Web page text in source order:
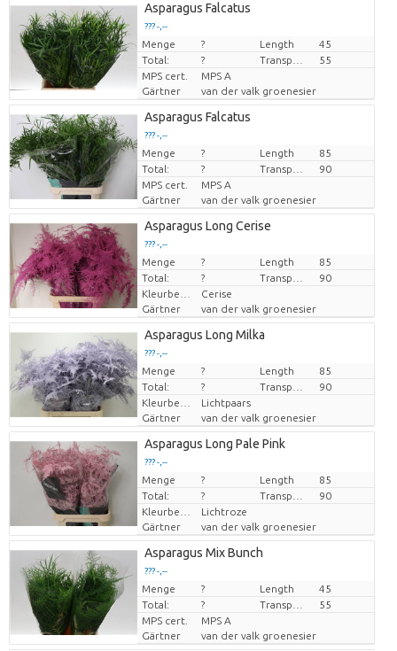
Asparagus Falcatus
??? -,--
Preis pro Stück
Menge ? Length
45
Total:
?
55
MPS cert.
MPS A
Gärtner
van der valk groenesier
Asparagus Falcatus
??? -,--
Preis pro Stück
Menge ? Length
85
Total:
?
90
MPS cert.
MPS A
Gärtner
van der valk groenesier
Asparagus Long Cerise
??? -,--
Preis pro Stück
Menge ? Length
85
Total:
?
90
Cerise
Gärtner
van der valk groenesier
Asparagus Long Milka
??? -,--
Preis pro Stück
Menge ? Length
85
Total:
?
90
Lichtpaars
Gärtner
van der valk groenesier
Asparagus Long Pale Pink
??? -,--
Preis pro Stück
Menge ? Length
85
Total:
?
90
Lichtroze
Gärtner
van der valk groenesier
Asparagus Mix Bunch
??? -,--
Preis pro Stück
Menge ? Length
45
Total:
?
55
MPS cert.
MPS A
Gärtner
van der valk groenesier